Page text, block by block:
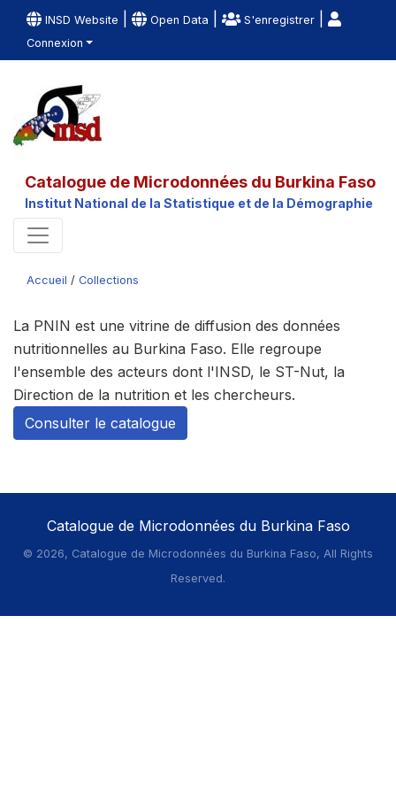
INSD Website Open Data S'enregistrer
Connexion
Catalogue de Microdonnées du Burkina Faso
Institut National de la Statistique et de la Démographie
Accueil / Collections
La PNIN est une vitrine de diffusion des données
nutritionnelles au Burkina Faso. Elle regroupe
l'ensemble des acteurs dont l'INSD, le ST-Nut, la
Direction de la nutrition et les chercheurs.
Consulter le catalogue
Catalogue de Microdonnées du Burkina Faso
© 2026, Catalogue de Microdonnées du Burkina Faso, All Rights
Reserved.